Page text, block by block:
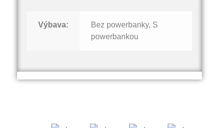
Výbava:
Bez powerbanky, S
powerbankou